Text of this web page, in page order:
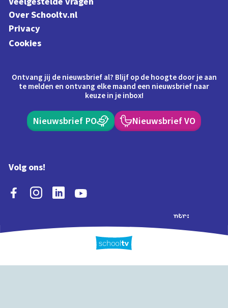
Over Schooltv.nl
Privacy
Cookies
Ontvang jij de nieuwsbrief al? Blijf op de hoogte door je aan
te melden en ontvang elke maand een nieuwsbrief naar
keuze in je inbox!
Nieuwsbrief PO Nieuwsbrief VO
Volg ons!